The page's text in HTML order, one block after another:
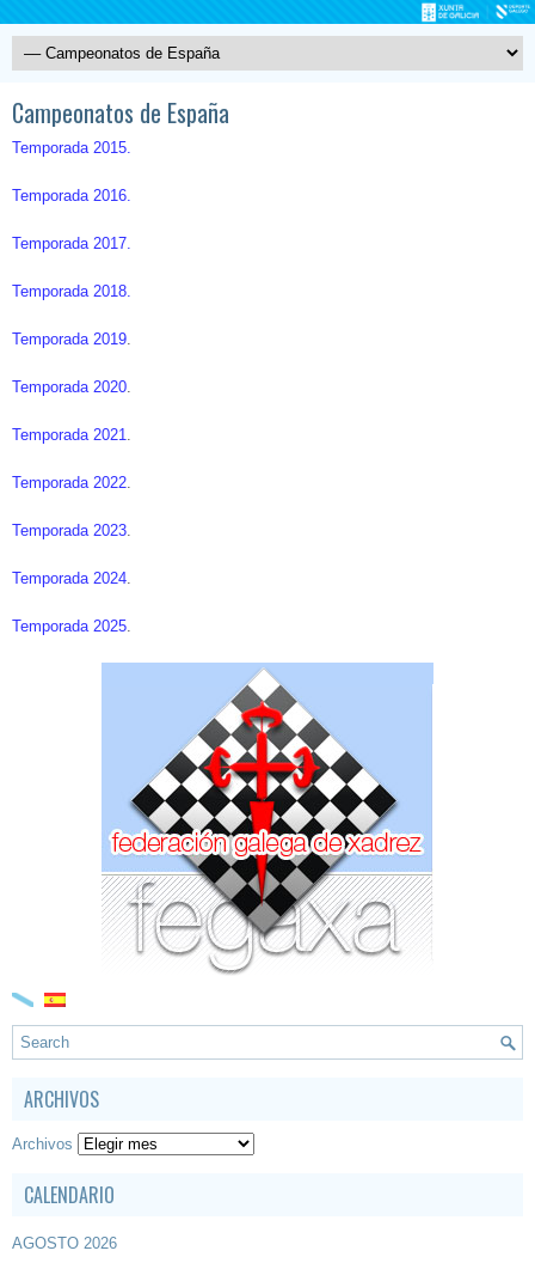
Campeonatos de España
Temporada 2015.
Temporada 2016.
Temporada 2017.
Temporada 2018.
Temporada 2019.
Temporada 2020.
Temporada 2021.
Temporada 2022.
Temporada 2023.
Temporada 2024.
Temporada 2025.
ARCHIVOS
Archivos
CALENDARIO
AGOSTO 2026